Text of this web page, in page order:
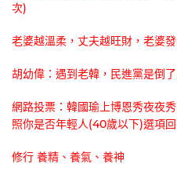
次)
老婆越溫柔，丈夫越旺財，老婆
胡幼偉：遇到老韓，民進黨是倒
網路投票：韓國瑜上博恩秀夜夜
照你是否年輕人(40歲以下)選項
修行 養精、養氣、養神